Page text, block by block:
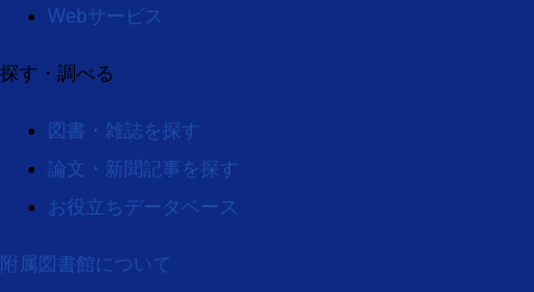
Webサービス
探す・調べる
図書・雑誌を探す
論文・新聞記事を探す
お役立ちデータベース
附属図書館について